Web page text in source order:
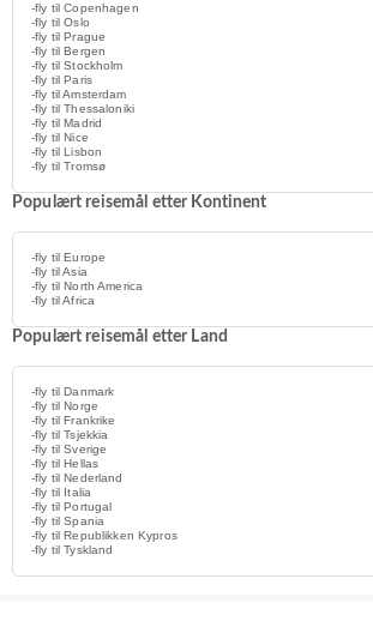
-fly til Copenhagen
-fly til Oslo
-fly til Prague
-fly til Bergen
-fly til Stockholm
-fly til Paris
-fly til Amsterdam
-fly til Thessaloniki
-fly til Madrid
-fly til Nice
-fly til Lisbon
-fly til Tromsø
Populært reisemål etter Kontinent
-fly til Europe
-fly til Asia
-fly til North America
-fly til Africa
Populært reisemål etter Land
-fly til Danmark
-fly til Norge
-fly til Frankrike
-fly til Tsjekkia
-fly til Sverige
-fly til Hellas
-fly til Nederland
-fly til Italia
-fly til Portugal
-fly til Spania
-fly til Republikken Kypros
-fly til Tyskland